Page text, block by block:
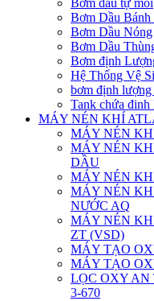
Bơm Dầu Bánh
Bơm Dầu Nóng
Bơm Dầu
Bơm định
Hệ Thống Vệ
bơm định
Tank chứa đinh
MÁY NÉN KHÍ
MÁY NÉN
MÁY NÉN
DẦU
MÁY NÉN
MÁY NÉN
NƯỚC AQ
MÁY NÉN
ZT (VSD)
MÁY TẠO
MÁY TẠO
LỌC OXY AN
3-670